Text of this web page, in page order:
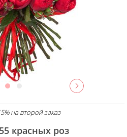
на второй заказ
красных роз